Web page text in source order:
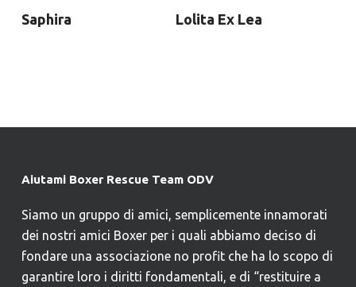
Saphira Lolita Ex Lea
Aiutami Boxer Rescue Team ODV
Siamo un gruppo di amici, semplicemente innamorati
dei nostri amici Boxer per i quali abbiamo deciso di
fondare una associazione no profit che ha lo scopo di
garantire loro i diritti fondamentali, e di “restituire a